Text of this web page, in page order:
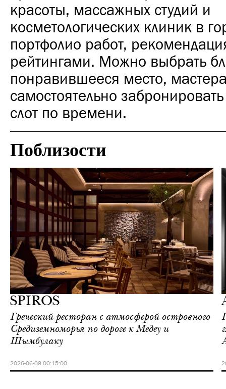
красоты, массажных студий и
косметологических клиник в
портфолио работ,
рейтингами. Можно выбрать
понравившееся место,
самостоятельно
слот по времени.
Поблизости
SPIROS
Греческий ресторан с атмосферой островного
Средиземноморья по дороге к Медеу и
Шымбулаку
2026-06-09 00:15:00
Guide